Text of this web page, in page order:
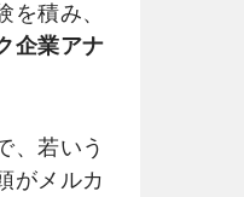
積み、
企業アナ
、若いう
がメルカ